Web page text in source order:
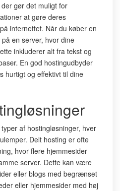
gør det muligt for
at gøre deres
internettet. Når du køber en
en server, hvor dine
inkluderer alt fra tekst og
En god hostingudbyder
hurtigt og effektivt til dine
af hostingløsninger, hver
Delt hosting er ofte
hvor flere hjemmesider
server. Dette kan være
eller blogs med begrænset
eller hjemmesider med høj